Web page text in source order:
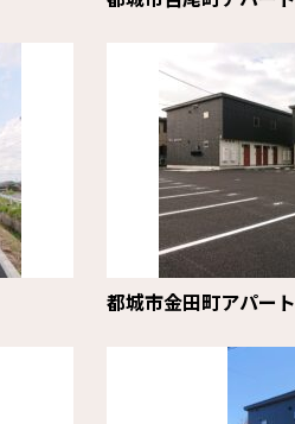
都城市金田町アパート